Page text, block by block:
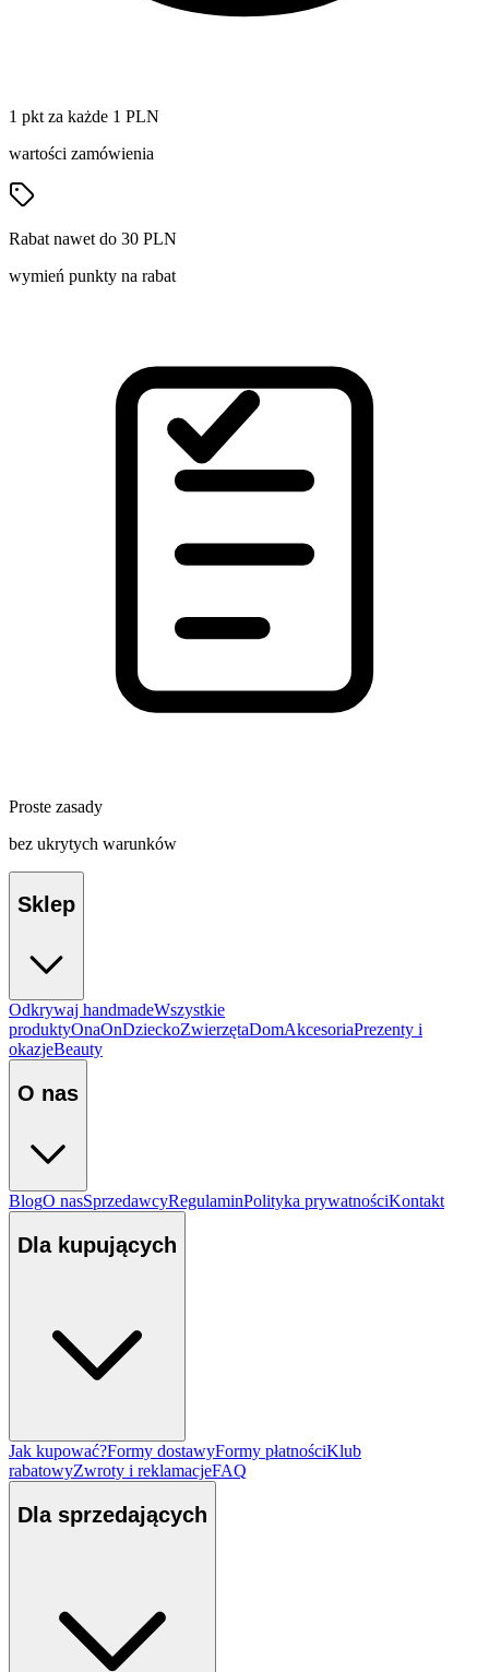
1 pkt za każde 1 PLN
wartości zamówienia
Rabat nawet do 30 PLN
wymień punkty na rabat
Proste zasady
bez ukrytych warunków
Sklep
Odkrywaj handmadeWszystkie
produktyOnaOnDzieckoZwierzętaDomAkcesoriaPrezenty i
okazjeBeauty
O nas
BlogO nasSprzedawcyRegulaminPolityka prywatnościKontakt
Dla kupujących
Jak kupować?Formy dostawyFormy płatnościKlub
rabatowyZwroty i reklamacjeFAQ
Dla sprzedających